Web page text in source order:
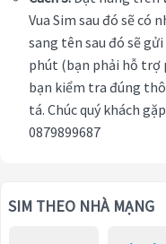
Vua Sim sau đó sẽ có
sang tên sau đó sẽ
phút (bạn phải hỗ trợ
bạn kiểm tra đúng
tá. Chúc quý khách
0879899687
SIM THEO NHÀ MẠNG